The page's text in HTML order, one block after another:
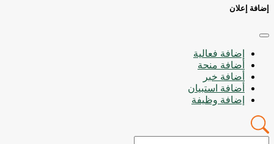
إضافة إعلان
إضافة فعالية
أضافة منحة
أضافة خبر
أضافة استبيان
إضافة وظيفة